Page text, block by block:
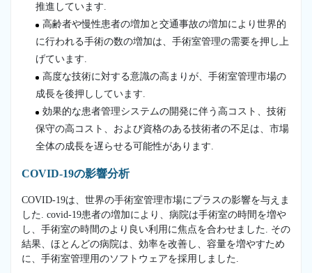
推進しています.
高齢者や慢性患者の増加と交通事故の増加により世界的
に行われる手術の数の増加は、手術室管理の需要を押し上
げています.
高度な技術に対する意識の高まりが、手術室管理市場の
成長を後押ししています.
効果的な患者管理システムの開発に伴う高コスト、技術
保守の高コスト、および資格のある技術者の不足は、市場
全体の成長を遅らせる可能性があります.
COVID-19の影響分析
COVID-19は、世界の手術室管理市場にプラスの影響を与えま
した. covid-19患者の増加により、病院は手術室の時間を増や
し、手術室の時間のより良い利用に焦点を合わせました. その
結果、ほとんどの病院は、効率を改善し、容量を増やすため
に、手術室管理用のソフトウェアを採用しました.